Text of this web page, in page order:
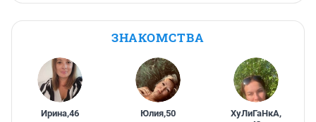
ЗНАКОМСТВА
Ирина,46 Юлия,50 ХуЛиГаНкА,